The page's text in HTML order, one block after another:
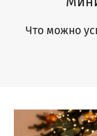
Что можно